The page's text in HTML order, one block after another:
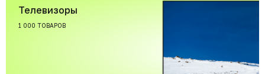
Телевизоры
1 000 ТОВАРОВ